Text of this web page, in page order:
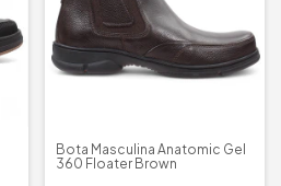
Bota Masculina Anatomic Gel
360 Floater Brown